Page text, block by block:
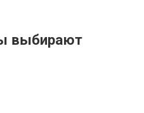
выбирают